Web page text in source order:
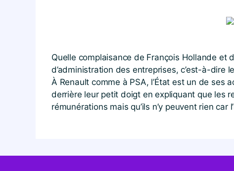
Quelle complaisance de François Hollande et
d’administration des entreprises, c’est-à-
À Renault comme à PSA, l’État est un de
derrière leur petit doigt en expliquant que les
rémunérations mais qu’ils n’y peuvent rien